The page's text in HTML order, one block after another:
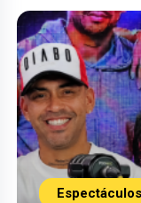
Espectáculos